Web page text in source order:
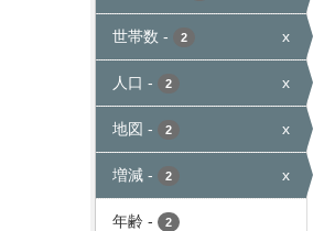
世帯数 - 2 x
人口 - 2 x
地図 - 2 x
増減 - 2 x
年齢 - 2